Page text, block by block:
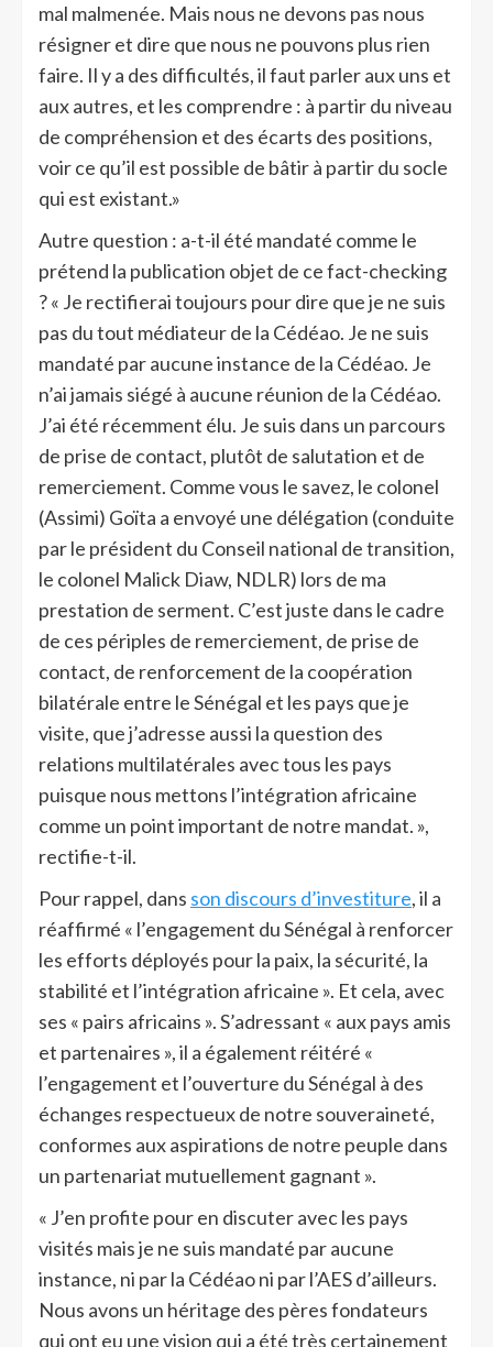
mal malmenée. Mais nous ne devons pas nous
résigner et dire que nous ne pouvons plus rien
faire. Il y a des difficultés, il faut parler aux uns et
aux autres, et les comprendre : à partir du niveau
de compréhension et des écarts des positions,
voir ce qu’il est possible de bâtir à partir du socle
qui est existant.»
Autre question : a-t-il été mandaté comme le
prétend la publication objet de ce fact-checking
? « Je rectifierai toujours pour dire que je ne suis
pas du tout médiateur de la Cédéao. Je ne suis
mandaté par aucune instance de la Cédéao. Je
n’ai jamais siégé à aucune réunion de la Cédéao.
J’ai été récemment élu. Je suis dans un parcours
de prise de contact, plutôt de salutation et de
remerciement. Comme vous le savez, le colonel
(Assimi) Goïta a envoyé une délégation (conduite
par le président du Conseil national de transition,
le colonel Malick Diaw, NDLR) lors de ma
prestation de serment. C’est juste dans le cadre
de ces périples de remerciement, de prise de
contact, de renforcement de la coopération
bilatérale entre le Sénégal et les pays que je
visite, que j’adresse aussi la question des
relations multilatérales avec tous les pays
puisque nous mettons l’intégration africaine
comme un point important de notre mandat. »,
rectifie-t-il.
Pour rappel, dans son discours d’investiture, il a
réaffirmé « l’engagement du Sénégal à renforcer
les efforts déployés pour la paix, la sécurité, la
stabilité et l’intégration africaine ». Et cela, avec
ses « pairs africains ». S’adressant « aux pays amis
et partenaires », il a également réitéré «
l’engagement et l’ouverture du Sénégal à des
échanges respectueux de notre souveraineté,
conformes aux aspirations de notre peuple dans
un partenariat mutuellement gagnant ».
« J’en profite pour en discuter avec les pays
visités mais je ne suis mandaté par aucune
instance, ni par la Cédéao ni par l’AES d’ailleurs.
Nous avons un héritage des pères fondateurs
qui ont eu une vision qui a été très certainement